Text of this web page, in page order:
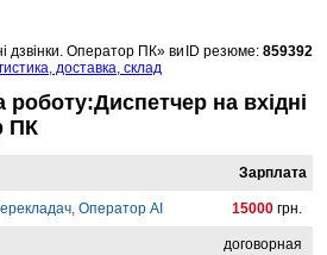
дзвінки. Оператор ПК» ви
доставка, склад
ID резюме: 859392
на вхідні
ПК
Зарплата
Оператор AI 15000 грн.
договорная